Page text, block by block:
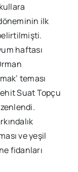
ilk
haftası
teması
Suat Topçu
ve yeşil
fidanları